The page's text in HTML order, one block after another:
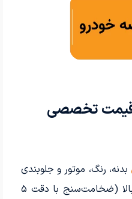
قیمت تخصصی
بدنه، رنگ، موتور و جلوبندی
از ابزارهای دیجیتال با دقت بالا (ضخامت‌سنج با دقت ۵